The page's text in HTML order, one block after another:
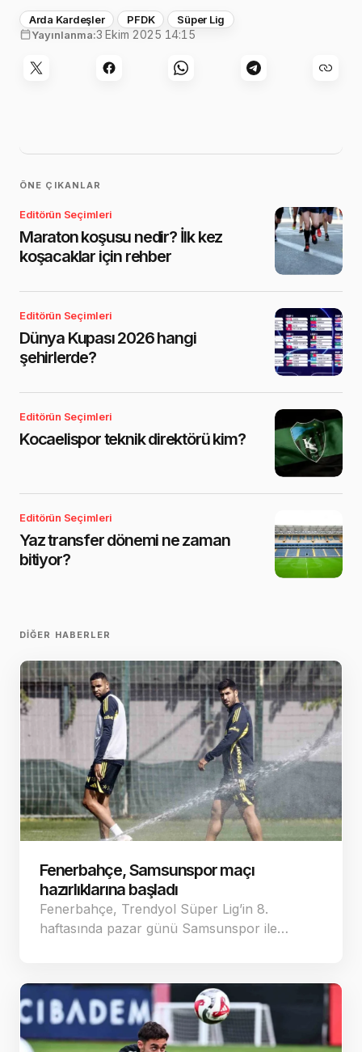
Arda Kardeşler PFDK
Süper Lig
Yayınlanma:3 Ekim 2025 14:15
ÖNE ÇIKANLAR
Editörün Seçimleri
Maraton koşusu nedir? İlk kez
koşacaklar için rehber
Editörün Seçimleri
Dünya Kupası 2026 hangi
şehirlerde?
Editörün Seçimleri
Kocaelispor teknik direktörü kim?
Editörün Seçimleri
Yaz transfer dönemi ne zaman
bitiyor?
DIĞER HABERLER
Fenerbahçe, Samsunspor maçı
hazırlıklarına başladı
Fenerbahçe, Trendyol Süper Lig’in 8.
haftasında pazar günü Samsunspor ile…